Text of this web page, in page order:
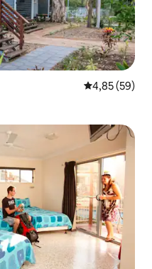
4,85 ud af 5 i
4,85 (59)